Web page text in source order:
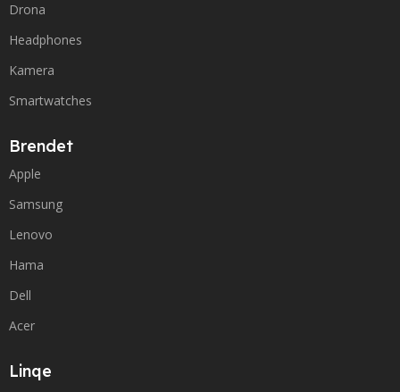
Drona
Headphones
Kamera
Smartwatches
Brendet
Apple
Samsung
Lenovo
Hama
Dell
Acer
Linqe